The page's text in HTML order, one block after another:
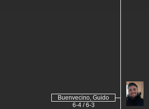
Buenvecino, Guido
6-4 / 6-3